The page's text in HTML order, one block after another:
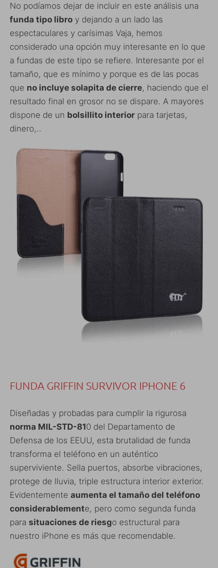
No podíamos dejar de incluir en este análisis una
funda tipo libro y dejando a un lado las
espectaculares y carísimas Vaja, hemos
considerado una opción muy interesante en lo que
a fundas de este tipo se refiere. Interesante por el
tamaño, que es mínimo y porque es de las pocas
que no incluye solapita de cierre, haciendo que el
resultado final en grosor no se dispare. A mayores
dispone de un bolsillito interior para tarjetas,
dinero,..
FUNDA GRIFFIN SURVIVOR IPHONE 6
Diseñadas y probadas para cumplir la rigurosa
norma MIL-STD-810 del Departamento de
Defensa de los EEUU, esta brutalidad de funda
transforma el teléfono en un auténtico
superviviente. Sella puertos, absorbe vibraciones,
protege de lluvia, triple estructura interior exterior.
Evidentemente aumenta el tamaño del teléfono
considerablemente, pero como segunda funda
para situaciones de riesgo estructural para
nuestro iPhone es más que recomendable.